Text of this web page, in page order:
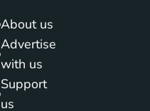
About us
Advertise
with us
Support
us